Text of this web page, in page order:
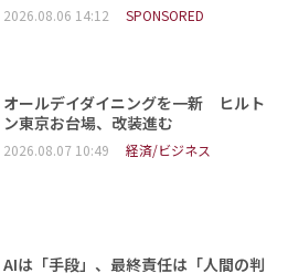
2026.08.06 14:12 SPONSORED
オールデイダイニングを一新 ヒルト
ン東京お台場、改装進む
2026.08.07 10:49 経済/ビジネス
AIは「手段」、最終責任は「人間の判